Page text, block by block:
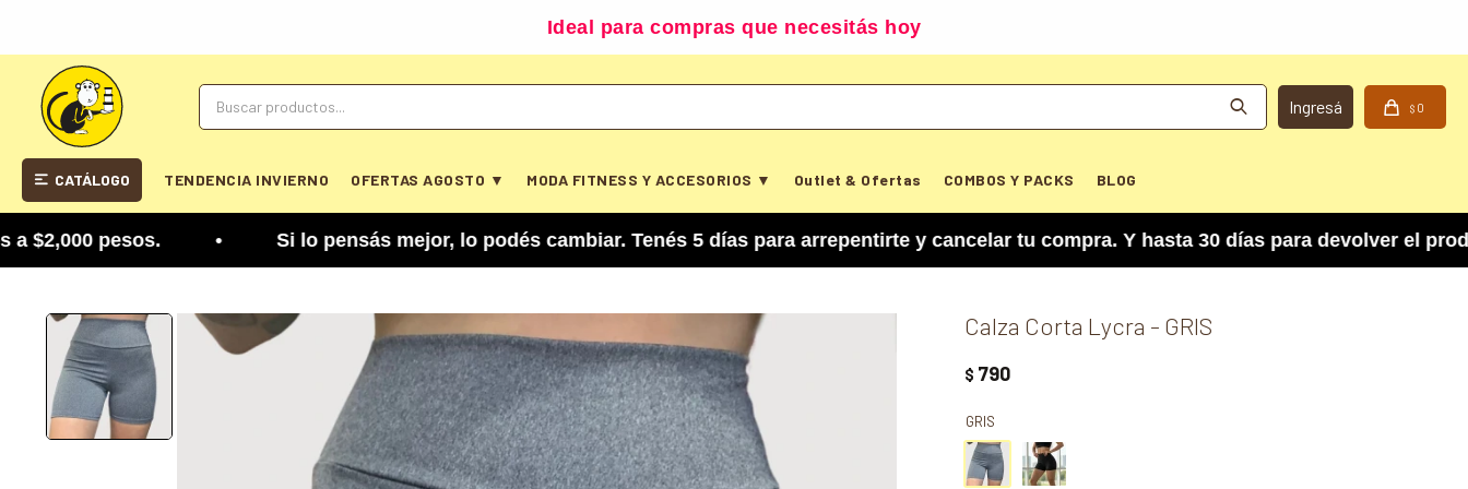
Ideal para compras que necesitás hoy
CATÁLOGO TENDENCIA INVIERNO OFERTAS AGOSTO ▼ MODA FITNESS Y ACCESORIOS ▼ Outlet & Ofertas COMBOS Y PACKS BLOG
$ 0
pesos. • Si lo pensás mejor, lo podés cambiar. Tenés 5 días para arrepentirte y cancelar tu compra. Y hasta 30 días para devolver el
Calza Corta Lycra - GRIS
$ 790
GRIS